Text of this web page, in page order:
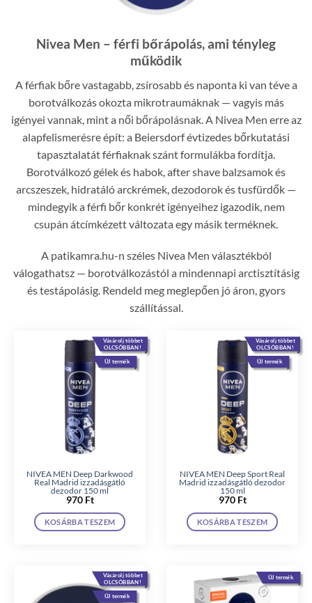
Nivea Men – férfi bőrápolás, ami tényleg
működik
A férfiak bőre vastagabb, zsírosabb és naponta ki van téve a
borotválkozás okozta mikrotraumáknak — vagyis más
igényei vannak, mint a női bőrápolásnak. A Nivea Men erre az
alapfelismerésre épít: a Beiersdorf évtizedes bőrkutatási
tapasztalatát férfiaknak szánt formulákba fordítja.
Borotválkozó gélek és habok, after shave balzsamok és
arcszeszek, hidratáló arckrémek, dezodorok és tusfürdők —
mindegyik a férfi bőr konkrét igényeihez igazodik, nem
csupán átcímkézett változata egy másik terméknek.
A patikamra.hu-n széles Nivea Men választékból
válogathatsz — borotválkozástól a mindennapi arctisztításig
és testápolásig. Rendeld meg meglepően jó áron, gyors
szállítással.
Vásárolj többet
OLCSÓBBAN!
ÚJ termék
NIVEA MEN Deep Darkwood
Real Madrid izzadásgátló
dezodor 150 ml
970 Ft
KOSÁRBA TESZEM
Vásárolj többet
OLCSÓBBAN!
ÚJ termék
NIVEA MEN Deep Sport Real
Madrid izzadásgátló dezodor
150 ml
970 Ft
KOSÁRBA TESZEM
Vásárolj többet
OLCSÓBBAN!
ÚJ termék
ÚJ termék